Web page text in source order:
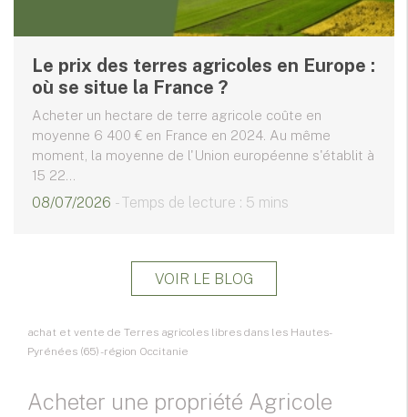
Le prix des terres agricoles en Europe :
où se situe la France ?
Acheter un hectare de terre agricole coûte en
moyenne 6 400 € en France en 2024. Au même
moment, la moyenne de l'Union européenne s'établit à
15 22...
08/07/2026 - Temps de lecture : 5 mins
VOIR LE BLOG
achat et vente de Terres agricoles libres dans les Hautes-
Pyrénées (65) - région Occitanie
Acheter une propriété Agricole